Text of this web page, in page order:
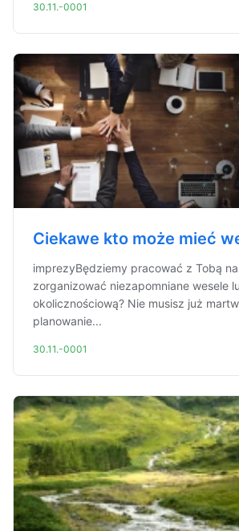
30.11.-0001
Ciekawe kto może mieć
imprezyBędziemy pracować z Tobą
zorganizować niezapomniane wesele
okolicznościową? Nie musisz już
planowanie...
30.11.-0001